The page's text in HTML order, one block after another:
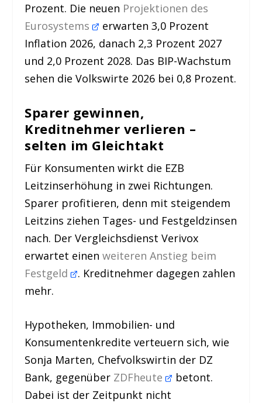
Prozent. Die neuen Projektionen des
Eurosystems
erwarten 3,0 Prozent
Inflation 2026, danach 2,3 Prozent 2027
und 2,0 Prozent 2028. Das BIP-Wachstum
sehen die Volkswirte 2026 bei 0,8 Prozent.
Sparer gewinnen,
Kreditnehmer verlieren –
selten im Gleichtakt
Für Konsumenten wirkt die EZB
Leitzinserhöhung in zwei Richtungen.
Sparer profitieren, denn mit steigendem
Leitzins ziehen Tages- und Festgeldzinsen
nach. Der Vergleichsdienst Verivox
erwartet einenweiteren Anstieg beim
Festgeld . Kreditnehmer dagegen zahlen
mehr.
Hypotheken, Immobilien- und
Konsumentenkredite verteuern sich, wie
Sonja Marten, Chefvolkswirtin der DZ
Bank, gegenüber ZDFheute
betont.
Dabei ist der Zeitpunkt nicht